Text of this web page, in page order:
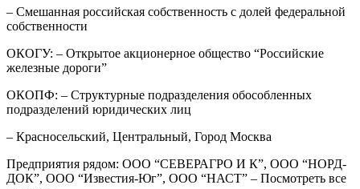
– Смешанная российская собственность с долей федеральной
собственности
ОКОГУ: – Открытое акционерное общество “Российские
железные дороги”
ОКОПФ: – Структурные подразделения обособленных
подразделений юридических лиц
– Красносельский, Центральный, Город Москва
Предприятия рядом: ООО “СЕВЕРАГРО И К”, ООО “НОРД-
ДОК”, ООО “Известия-Юг”, ООО “НАСТ” – Посмотреть все